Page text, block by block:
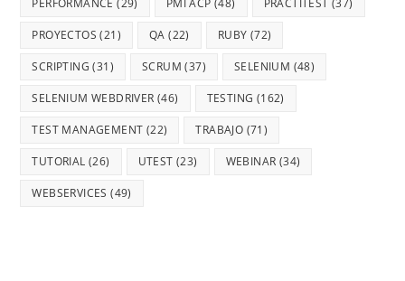
PERFORMANCE (29) PMI ACP (48) PRACTITEST (37)
PROYECTOS (21) QA (22) RUBY (72)
SCRIPTING (31) SCRUM (37) SELENIUM (48)
SELENIUM WEBDRIVER (46) TESTING (162)
TEST MANAGEMENT (22) TRABAJO (71)
TUTORIAL (26) UTEST (23) WEBINAR (34)
WEBSERVICES (49)